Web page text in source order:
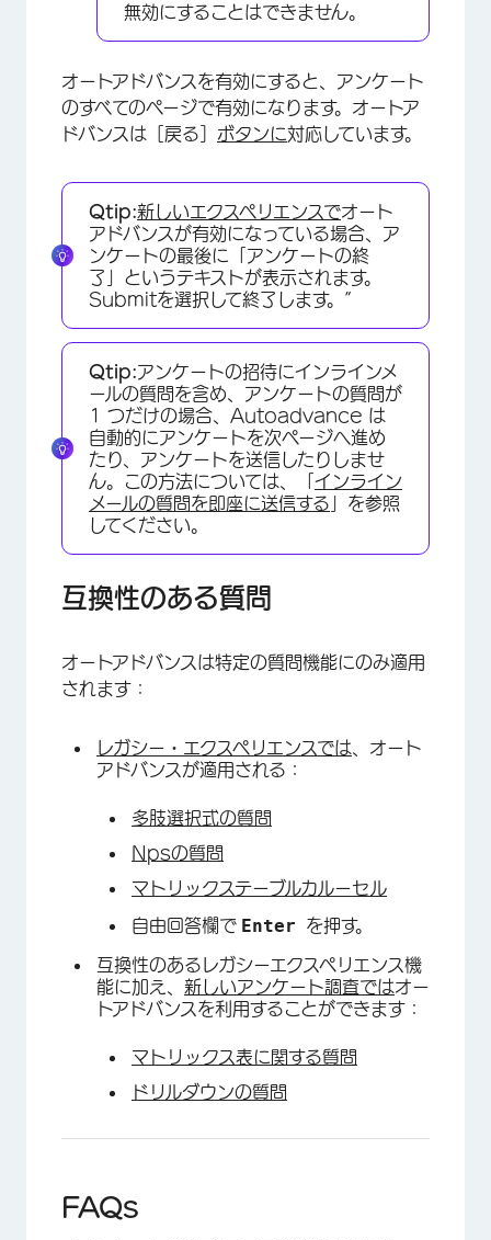
×
無効にすることはできません。
オートアドバンスを有効にすると、アンケート
のすべてのページで有効になります。オートア
ドバンスは［戻る］ ボタンに対応しています。
Qtip:新しいエクスペリエンスでオート
アドバンスが有効になっている場合、ア
ンケートの最後に「アンケートの終
了」というテキストが表示されます。
Submitを選択して終了します。”
Qtip:アンケートの招待にインラインメ
ールの質問を含め、アンケートの質問が
1 つだけの場合、Autoadvance は
自動的にアンケートを次ページへ進め
たり、アンケートを送信したりしませ
ん。この方法については、「 インライン
メールの質問を即座に送信する 」を参照
してください。
互換性のある質問
オートアドバンスは特定の質問機能にのみ適用
されます：
レガシー・エクスペリエンスでは 、オート
アドバンスが適用される：
多肢選択式の質問
Npsの質問
マトリックステーブルカルーセル
自由回答欄で Enter を押す。
互換性のあるレガシーエクスペリエンス機
能に加え、 新しいアンケート調査ではオー
トアドバンスを利用することができます：
マトリックス表に関する質問
ドリルダウンの質問
FAQs